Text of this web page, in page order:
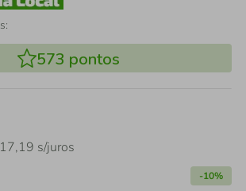
573 pontos
17,19 s/juros
-10%